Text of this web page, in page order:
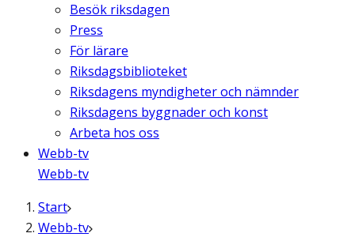
Besök riksdagen
Press
För lärare
Riksdagsbiblioteket
Riksdagens myndigheter och nämnder
Riksdagens byggnader och konst
Arbeta hos oss
Webb-tv
Webb-tv
Start
Webb-tv